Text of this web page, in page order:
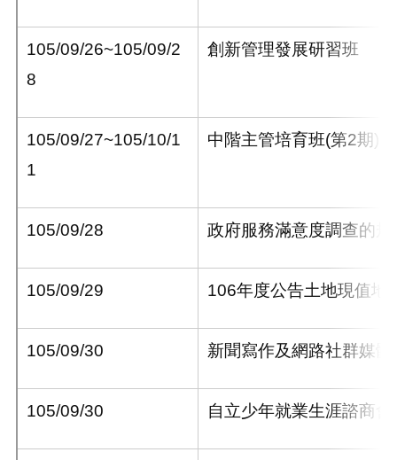
105/09/26~105/09/2
8
創新管理發展研習班
105/09/27~105/10/1
1
中階主管培育班(第2期)
105/09/28 政府服務滿意度調查的規
105/09/29 106年度公告土地現值地
105/09/30 新聞寫作及網路社群媒體
105/09/30 自立少年就業生涯諮商會